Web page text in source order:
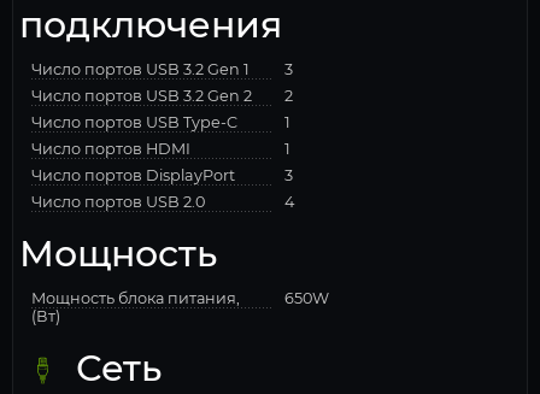
подключения
Число портов USB 3.2 Gen 1
3
Число портов USB 3.2 Gen 2
2
Число портов USB Type-C
1
Число портов HDMI
1
Число портов DisplayPort
3
Число портов USB 2.0
4
Мощность
Мощность блока питания,
(Вт)
650W
Сеть